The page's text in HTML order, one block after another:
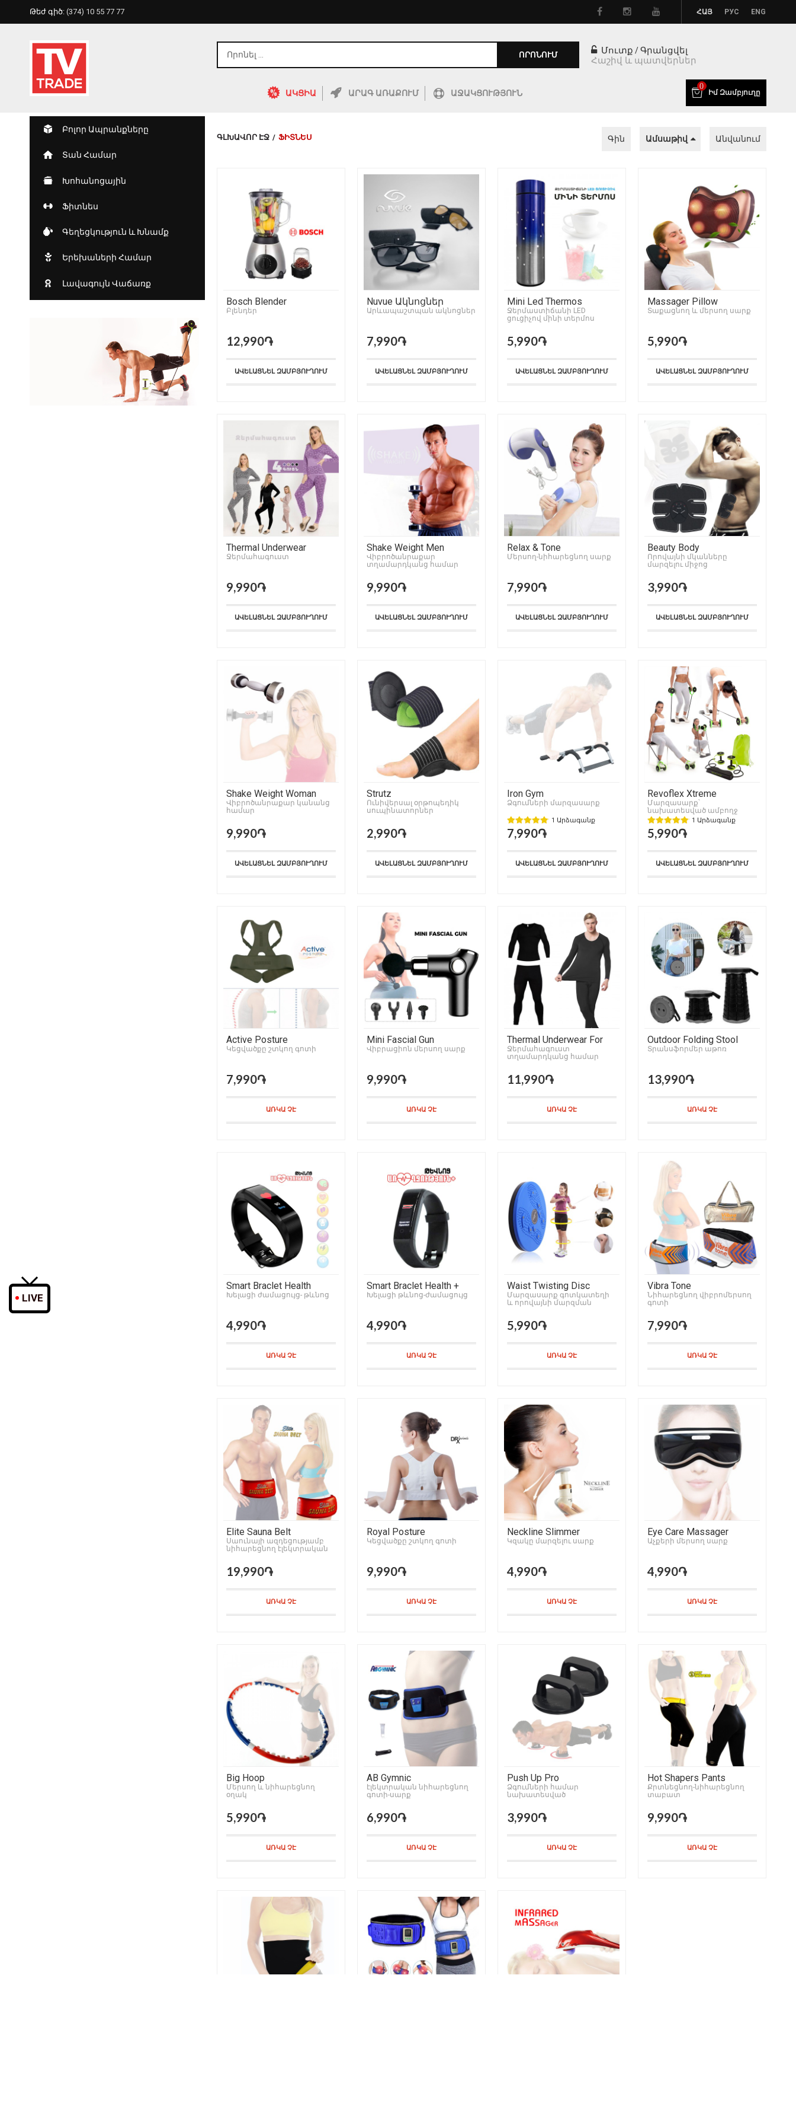
Թեժ գիծ: (374) 10 55 77 77 ՀԱՅ РУС ENG
ՈՐՈՆՈՒՄ
ԱԿՑԻԱ ԱՐԱԳ ԱՌԱՔՈՒՄ ԱՋԱԿՑՈՒԹՅՈՒՆ
Մուտք /Գրանցվել
Հաշիվ և պատվերներ
0
Իմ Զամբյուղը
Բոլոր Ապրանքները
Տան Համար
Խոհանոցային
Ֆիտնես
Գեղեցկություն ԵՒ Խնամք
Երեխաների Համար
Լավագույն Վաճառք
ԳԼԽԱՎՈՐ ԷՋ / ՖԻՏՆԵՍ Անվանում
Գին Ամսաթիվ
Bosch Blender
Բլենդեր
12,990֏
ԱՎԵԼԱՑՆԵԼ ԶԱՄԲՅՈՒՂՈՒՄ
Nuvue Ակնոցներ
Արևապաշտպան ակնոցներ
7,990֏
ԱՎԵԼԱՑՆԵԼ ԶԱՄԲՅՈՒՂՈՒՄ
Mini Led Thermos
Ջերմաստիճանի LED
ցուցիչով մինի տերմոս
5,990֏
ԱՎԵԼԱՑՆԵԼ ԶԱՄԲՅՈՒՂՈՒՄ
Massager Pillow
Տաքացնող և մերսող սարք
5,990֏
ԱՎԵԼԱՑՆԵԼ ԶԱՄԲՅՈՒՂՈՒՄ
Thermal Underwear
Ջերմահագուստ
9,990֏
ԱՎԵԼԱՑՆԵԼ ԶԱՄԲՅՈՒՂՈՒՄ
Shake Weight Men
Վիբրոծանրաքար
տղամարդկանց համար
9,990֏
ԱՎԵԼԱՑՆԵԼ ԶԱՄԲՅՈՒՂՈՒՄ
Relax & Tone
Մերսող-նիհարեցնող սարք
7,990֏
ԱՎԵԼԱՑՆԵԼ ԶԱՄԲՅՈՒՂՈՒՄ
Beauty Body
Որովայնի մկանները
մարզելու միջոց
3,990֏
ԱՎԵԼԱՑՆԵԼ ԶԱՄԲՅՈՒՂՈՒՄ
Shake Weight Woman
Վիբրոծանրաքար կանանց
համար
9,990֏
ԱՎԵԼԱՑՆԵԼ ԶԱՄԲՅՈՒՂՈՒՄ
Strutz
Ունիվերսալ օրթոպեդիկ
սուպինատորներ
2,990֏
ԱՎԵԼԱՑՆԵԼ ԶԱՄԲՅՈՒՂՈՒՄ
Iron Gym
Ձգումների մարզասարք
1 Արձագանք
7,990֏
ԱՎԵԼԱՑՆԵԼ ԶԱՄԲՅՈՒՂՈՒՄ
Revoflex Xtreme
Մարզասարք՝
նախատեսված ամբողջ
մարմնի համար1 Արձագանք
5,990֏
ԱՎԵԼԱՑՆԵԼ ԶԱՄԲՅՈՒՂՈՒՄ
Active Posture
Կեցվածքը շտկող գոտի
7,990֏
ԱՌԿԱ ՉԷ
Mini Fascial Gun
Վիբրացիոն մերսող սարք
9,990֏
ԱՌԿԱ ՉԷ
Thermal Underwear For
Men
Ջերմահագուստ
տղամարդկանց համար
11,990֏
ԱՌԿԱ ՉԷ
Outdoor Folding Stool
Տրանսֆորմեր աթոռ
13,990֏
ԱՌԿԱ ՉԷ
Smart Braclet Health
Խելացի ժամացույց- թևնոց
4,990֏
ԱՌԿԱ ՉԷ
Smart Braclet Health +
Խելացի թևնոց-ժամացույց
4,990֏
ԱՌԿԱ ՉԷ
Waist Twisting Disc
Մարզասարք գոտկատեղի
և որովայնի մարզման
5,990֏
ԱՌԿԱ ՉԷ
Vibra Tone
Նիհարեցնող վիբրոմերսող
գոտի
7,990֏
ԱՌԿԱ ՉԷ
Elite Sauna Belt
Սաունայի ազդեցությամբ
նիհարեցնող էլեկտրական
19,990֏
ԱՌԿԱ ՉԷ
Royal Posture
Կեցվածքը շտկող գոտի
9,990֏
ԱՌԿԱ ՉԷ
Neckline Slimmer
Կզակը մարզելու սարք
4,990֏
ԱՌԿԱ ՉԷ
Eye Care Massager
Աչքերի մերսող սարք
4,990֏
ԱՌԿԱ ՉԷ
Big Hoop
Մերսող և նիհարեցնող
օղակ
5,990֏
ԱՌԿԱ ՉԷ
AB Gymnic
էլեկտրական նիհարեցնող
գոտի-սարք
6,990֏
ԱՌԿԱ ՉԷ
Push Up Pro
Ձգումների համար
նախատեսված
3,990֏
ԱՌԿԱ ՉԷ
Hot Shapers Pants
Քրտնեցնող-նիհարեցնող
տաբատ
9,990֏
ԱՌԿԱ ՉԷ
LIVE